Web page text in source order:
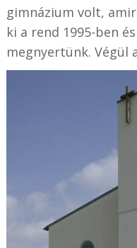
gimnázium volt,
ki a rend 1995-ben
megnyertünk. Végül